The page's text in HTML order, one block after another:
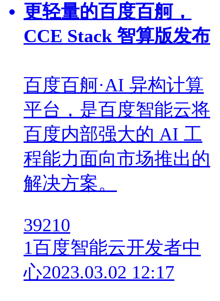
更轻量的百度百舸，
CCE Stack 智算版发布
百度百舸·AI 异构计算
平台，是百度智能云将
百度内部强大的 AI 工
程能力面向市场推出的
解决方案。
39210
1百度智能云开发者中
心2023.03.02 12:17